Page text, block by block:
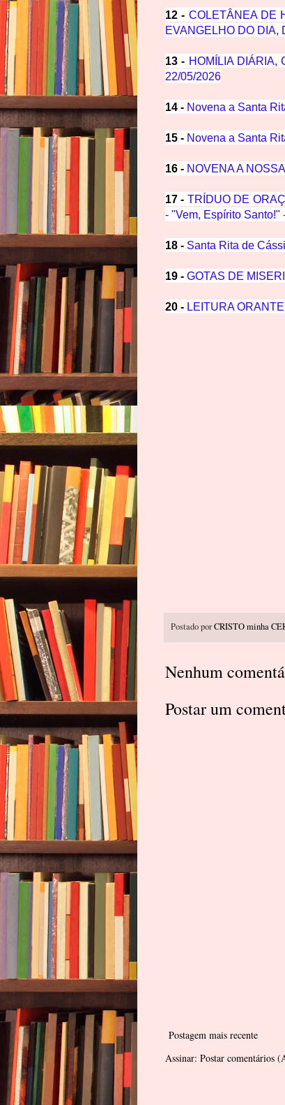
12 - COLETÂNEA DE
EVANGELHO DO DIA,
13 - HOMÍLIA DIÁRIA,
22/05/2026
14 - Novena a Santa
15 - Novena a Santa
16 - NOVENA A
17 - TRÍDUO DE
- "Vem, Espírito Santo!"
18 - Santa Rita de
19 - GOTAS DE
20 - LEITURA
Postado porCRISTO minha
Nenhum
Postar um
Postagem mais recente
Assinar: Postar comentários